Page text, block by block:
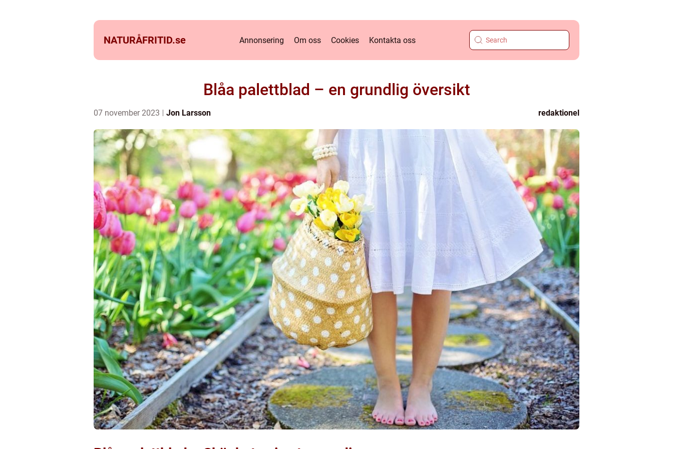
NATURÅFRITID.se Annonsering Om oss Cookies Kontakta oss
Blåa palettblad – en grundlig översikt
07 november 2023 Jon Larsson redaktionel